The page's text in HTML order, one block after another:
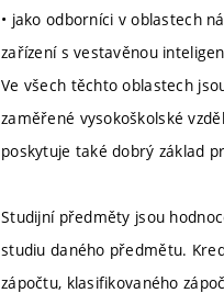
• jako odborníci v oblastech
zařízení s vestavěnou
Ve všech těchto oblastech
zaměřené vysokoškolské
poskytuje také dobrý základ
Studijní předměty jsou
studiu daného předmětu.
zápočtu, klasifikovaného